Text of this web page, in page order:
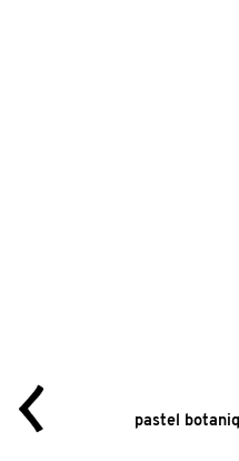
pastel